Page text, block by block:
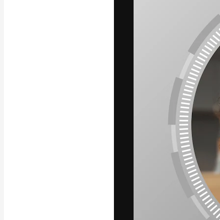
La plataforma
trabajo. Más
entre
estudios.
Español
Copyright ©